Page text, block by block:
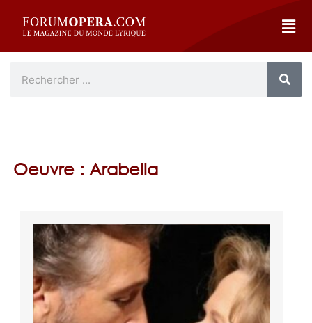
Oeuvre : Arabella